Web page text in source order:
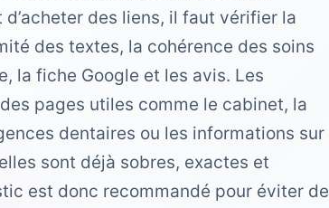
des liens, il faut vérifier la
des textes, la cohérence des soins
la fiche Google et les avis. Les
pages utiles comme le cabinet, la
dentaires ou les informations sur
sont déjà sobres, exactes et
est donc recommandé pour éviter de